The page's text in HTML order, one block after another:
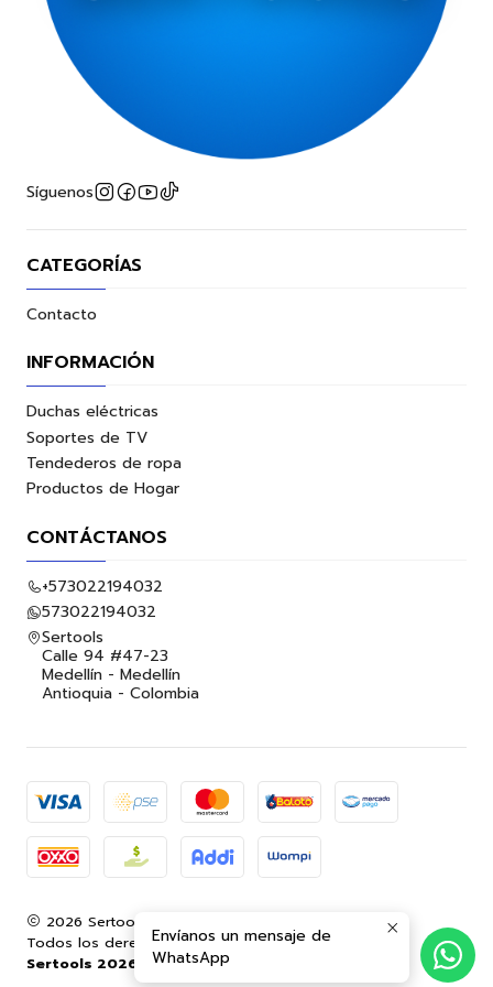
Síguenos
CATEGORÍAS
Contacto
INFORMACIÓN
Duchas eléctricas
Soportes de TV
Tendederos de ropa
Productos de Hogar
CONTÁCTANOS
+573022194032
573022194032
Sertools
Calle 94 #47-23
Medellín - Medellín
Antioquia - Colombia
2026 Sertools.
Todos los derechos reservados.Desarrollado por
Sertools 2026.
Envíanos un mensaje de
WhatsApp